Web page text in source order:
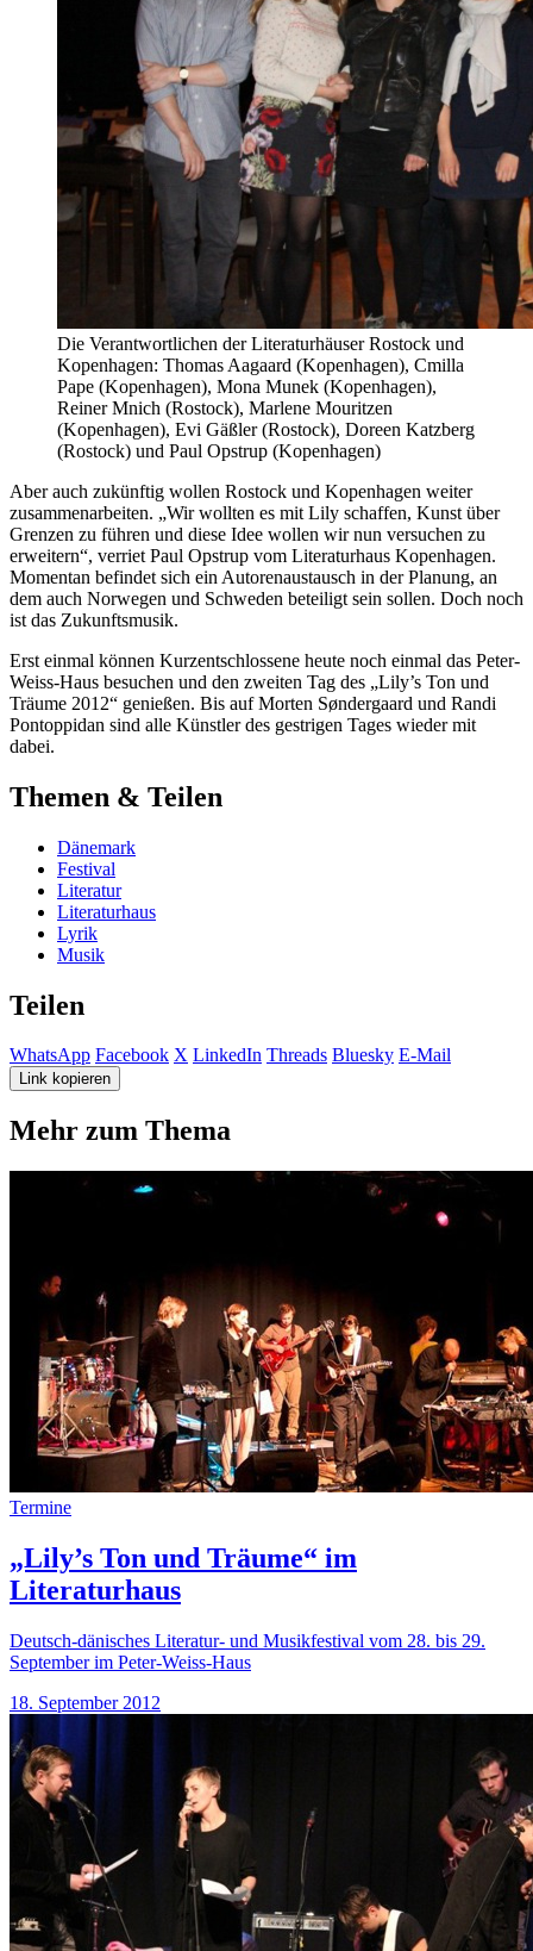
Die Verantwortlichen der Literaturhäuser Rostock und
Kopenhagen: Thomas Aagaard (Kopenhagen), Cmilla
Pape (Kopenhagen), Mona Munek (Kopenhagen),
Reiner Mnich (Rostock), Marlene Mouritzen
(Kopenhagen), Evi Gäßler (Rostock), Doreen Katzberg
(Rostock) und Paul Opstrup (Kopenhagen)
Aber auch zukünftig wollen Rostock und Kopenhagen weiter
zusammenarbeiten. „Wir wollten es mit Lily schaffen, Kunst über
Grenzen zu führen und diese Idee wollen wir nun versuchen zu
erweitern“, verriet Paul Opstrup vom Literaturhaus Kopenhagen.
Momentan befindet sich ein Autorenaustausch in der Planung, an
dem auch Norwegen und Schweden beteiligt sein sollen. Doch noch
ist das Zukunftsmusik.
Erst einmal können Kurzentschlossene heute noch einmal das Peter-
Weiss-Haus besuchen und den zweiten Tag des „Lily’s Ton und
Träume 2012“ genießen. Bis auf Morten Søndergaard und Randi
Pontoppidan sind alle Künstler des gestrigen Tages wieder mit
dabei.
Themen & Teilen
Dänemark
Festival
Literatur
Literaturhaus
Lyrik
Musik
Teilen
WhatsApp Facebook X LinkedIn Threads Bluesky E-Mail
Link kopieren
Mehr zum Thema
Termine
„Lily’s Ton und Träume“ im
Literaturhaus
Deutsch-dänisches Literatur- und Musikfestival vom 28. bis 29.
September im Peter-Weiss-Haus
18. September 2012